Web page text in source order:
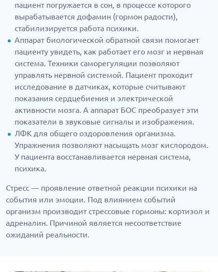
пациент погружается в сон, в процессе которого
вырабатывается дофамин (гормон радости),
стабилизируется работа психики.
Аппарат биологической обратной связи помогает
пациенту увидеть, как работает его мозг и нервная
система. Техники саморегуляции позволяют
управлять нервной системой. Пациент проходит
исследование в датчиках, которые считывают
показания сердцебиения и электрической
активности мозга. А аппарат БОС преобразует эти
показатели в звуковые сигналы и изображения.
ЛФК для общего оздоровления организма.
Упражнения позволяют насыщать мозг кислородом.
У пациента восстанавливается нервная система,
психика.
Стресс — проявление ответной реакции психики на
события или эмоции. Под влиянием событий
организм производит стрессовые гормоны: кортизол и
адреналин. Причиной является несоответствие
ожиданий реальности.